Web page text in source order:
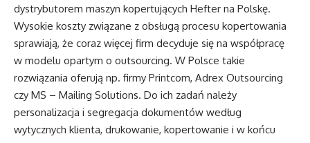
dystrybutorem maszyn kopertujących Hefter na Polskę.
Wysokie koszty związane z obsługą procesu kopertowania
sprawiają, że coraz więcej firm decyduje się na współpracę
w modelu opartym o outsourcing. W Polsce takie
rozwiązania oferują np. firmy Printcom, Adrex Outsourcing
czy MS – Mailing Solutions. Do ich zadań należy
personalizacja i segregacja dokumentów według
wytycznych klienta, drukowanie, kopertowanie i w końcu